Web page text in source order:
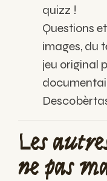
quizz !
Questions
images, du
jeu original
Les
ne pas